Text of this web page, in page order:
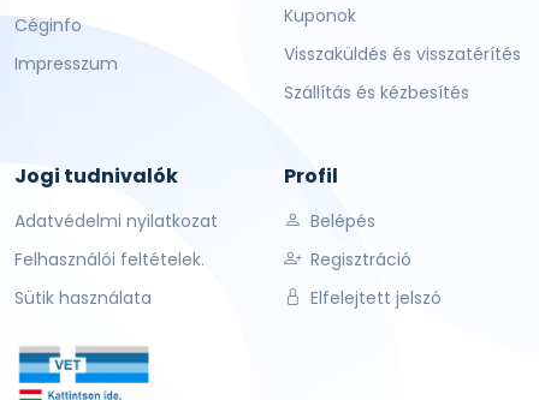
Céginfo
Impresszum
Kuponok
Visszaküldés és visszatérítés
Szállítás és kézbesítés
Jogi tudnivalók
Adatvédelmi nyilatkozat
Felhasználói feltételek.
Sütik használata
Profil
Belépés
Regisztráció
Elfelejtett jelszó